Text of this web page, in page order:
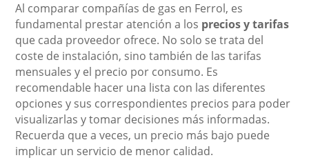
Al comparar compañías de gas en Ferrol, es
fundamental prestar atención a los precios y tarifas
que cada proveedor ofrece. No solo se trata del
coste de instalación, sino también de las tarifas
mensuales y el precio por consumo. Es
recomendable hacer una lista con las diferentes
opciones y sus correspondientes precios para poder
visualizarlas y tomar decisiones más informadas.
Recuerda que a veces, un precio más bajo puede
implicar un servicio de menor calidad.